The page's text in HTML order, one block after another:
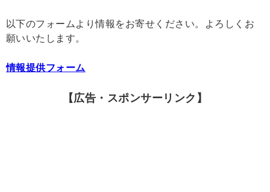
以下のフォームより情報をお寄せください。よろしくお
願いいたします。
情報提供フォーム
【広告・スポンサーリンク】